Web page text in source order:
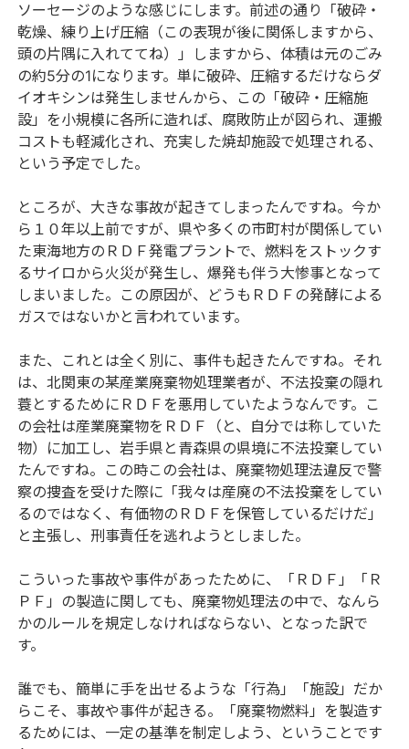
ソーセージのような感じにします。前述の通り「破砕・
乾燥、練り上げ圧縮（この表現が後に関係しますから、
頭の片隅に入れててね）」しますから、体積は元のごみ
の約5分の1になります。単に破砕、圧縮するだけならダ
イオキシンは発生しませんから、この「破砕・圧縮施
設」を小規模に各所に造れば、腐敗防止が図られ、運搬
コストも軽減化され、充実した焼却施設で処理される、
という予定でした。
ところが、大きな事故が起きてしまったんですね。今か
ら１０年以上前ですが、県や多くの市町村が関係してい
た東海地方のＲＤＦ発電プラントで、燃料をストックす
るサイロから火災が発生し、爆発も伴う大惨事となって
しまいました。この原因が、どうもＲＤＦの発酵による
ガスではないかと言われています。
また、これとは全く別に、事件も起きたんですね。それ
は、北関東の某産業廃棄物処理業者が、不法投棄の隠れ
蓑とするためにＲＤＦを悪用していたようなんです。こ
の会社は産業廃棄物をＲＤＦ（と、自分では称していた
物）に加工し、岩手県と青森県の県境に不法投棄してい
たんですね。この時この会社は、廃棄物処理法違反で警
察の捜査を受けた際に「我々は産廃の不法投棄をしてい
るのではなく、有価物のＲＤＦを保管しているだけだ」
と主張し、刑事責任を逃れようとしました。
こういった事故や事件があったために、「ＲＤＦ」「Ｒ
ＰＦ」の製造に関しても、廃棄物処理法の中で、なんら
かのルールを規定しなければならない、となった訳で
す。
誰でも、簡単に手を出せるような「行為」「施設」だか
らこそ、事故や事件が起きる。「廃棄物燃料」を製造す
るためには、一定の基準を制定しよう、ということです